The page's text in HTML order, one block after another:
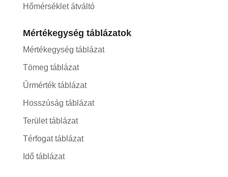
Hőmérséklet átváltó
Mértékegység táblázatok
Mértékegység táblázat
Tömeg táblázat
Űrmérték táblázat
Hosszúság táblázat
Terület táblázat
Térfogat táblázat
Idő táblázat